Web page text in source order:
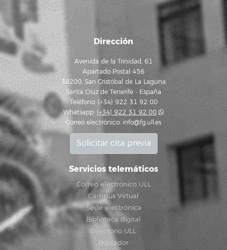
Dirección
Avenida de la Trinidad, 61
Apartado Postal 456
38200, San Cristóbal de La Laguna
Santa Cruz de Tenerife - España
Teléfono: (+34) 922 31 92 00
Whatsapp: (+34) 922 31 92 00
Correo electrónico: info@fg.ull.es
Solicitar cita previa
Servicios telemáticos
Correo electrónico ULL
Campus Virtual
Sede electrónica
Biblioteca digital
Directorio ULL
Buscador